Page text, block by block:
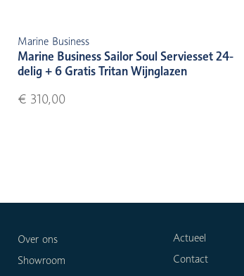
Marine Business
Marine Business Sailor Soul Serviesset 24-
delig + 6 Gratis Tritan Wijnglazen
€ 310,00
Over ons
Showroom
Actueel
Contact